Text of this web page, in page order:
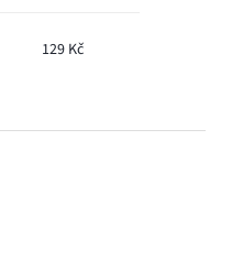
129 Kč